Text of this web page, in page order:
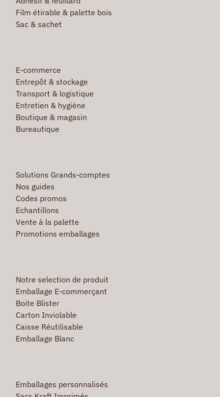
Film étirable & palette bois
Sac & sachet
E-commerce
Entrepôt & stockage
Transport & logistique
Entretien & hygiène
Boutique & magasin
Bureautique
Solutions Grands-comptes
Nos guides
Codes promos
Echantillons
Vente à la palette
Promotions emballages
Notre selection de produit
Emballage E-commerçant
Boite Blister
Carton Inviolable
Caisse Réutilisable
Emballage Blanc
Emballages personnalisés